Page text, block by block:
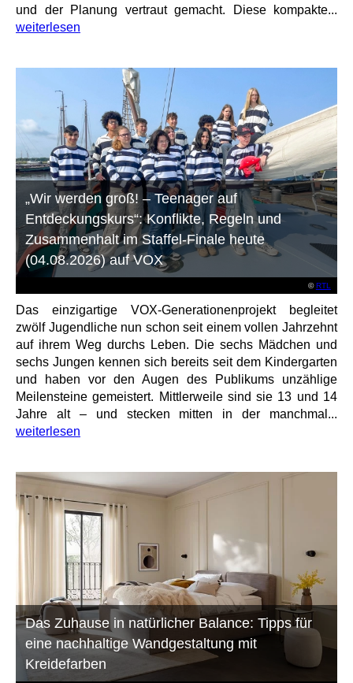
und der Planung vertraut gemacht. Diese kompakte...
weiterlesen
©RTL
„Wir werden groß! – Teenager auf
Entdeckungskurs“: Konflikte, Regeln und
Zusammenhalt im Staffel-Finale heute
(04.08.2026) auf VOX
Das einzigartige VOX-Generationenprojekt begleitet
zwölf Jugendliche nun schon seit einem vollen Jahrzehnt
auf ihrem Weg durchs Leben. Die sechs Mädchen und
sechs Jungen kennen sich bereits seit dem Kindergarten
und haben vor den Augen des Publikums unzählige
Meilensteine gemeistert. Mittlerweile sind sie 13 und 14
Jahre alt – und stecken mitten in der manchmal...
weiterlesen
Das Zuhause in natürlicher Balance: Tipps für
eine nachhaltige Wandgestaltung mit
Kreidefarben